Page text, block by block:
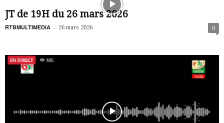
JT de 19H du 26 mars 2026
RTBMULTIMEDIA - 26 mars 2026 0